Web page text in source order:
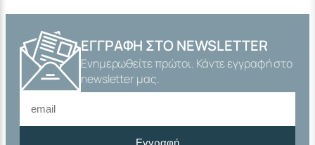
ΕΓΓΡΑΦΉ ΣΤΟ NEWSLETTER
Ενημερωθείτε πρώτοι. Κάντε εγγραφή στο
newsletter μας.
Εγγραφή